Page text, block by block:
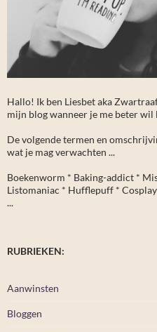
Hallo! Ik ben Liesbet aka
mijn blog wanneer je me beter wil
De volgende termen en
wat je mag verwachten ...
Boekenworm * Baking-addict *
Listomaniac * Hufflepuff *
...
RUBRIEKEN:
Aanwinsten
Bloggen